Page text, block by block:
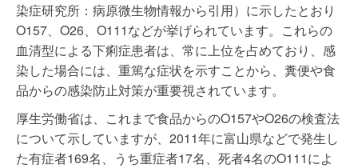
染症研究所：病原微生物情報から引用）に示したとおり
O157、O26、O111などが挙げられています。これらの
血清型による下痢症患者は、常に上位を占めており、感
染した場合には、重篤な症状を示すことから、糞便や食
品からの感染防止対策が重要視されています。
厚生労働省は、これまで食品からのO157やO26の検査法
について示していますが、2011年に富山県などで発生し
た有症者169名、うち重症者17名、死者4名のO111によ